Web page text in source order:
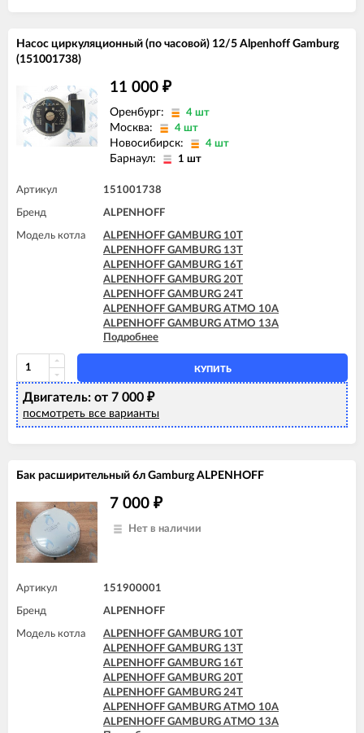
Насос циркуляционный (по часовой) 12/5 Alpenhoff Gamburg
(151001738)
11 000 ₽
Оренбург: 4 шт
Москва: 4 шт
Новосибирск: 4 шт
Барнаул: 1 шт
Артикул 151001738
Бренд ALPENHOFF
Модель котла
ALPENHOFF GAMBURG 10T
ALPENHOFF GAMBURG 13T
ALPENHOFF GAMBURG 16T
ALPENHOFF GAMBURG 20T
ALPENHOFF GAMBURG 24T
ALPENHOFF GAMBURG ATMO 10A
ALPENHOFF GAMBURG ATMO 13A
ALPENHOFF GAMBURG ATMO 16A
ALPENHOFF GAMBURG ATMO 20A
ALPENHOFF GAMBURG ATMO 24A
Подробнее
КУПИТЬ
Двигатель: от 7 000 ₽
посмотреть все варианты
Бак расширительный 6л Gamburg ALPENHOFF
7 000 ₽
Нет в наличии
Артикул 151900001
Бренд ALPENHOFF
Модель котла
ALPENHOFF GAMBURG 10T
ALPENHOFF GAMBURG 13T
ALPENHOFF GAMBURG 16T
ALPENHOFF GAMBURG 20T
ALPENHOFF GAMBURG 24T
ALPENHOFF GAMBURG ATMO 10A
ALPENHOFF GAMBURG ATMO 13A